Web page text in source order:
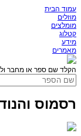
עמוד הבית
מוזלים
מומלצים
קטלוג
מידע
מאמרים
הקלד שם ספר או מחבר
רסמוס